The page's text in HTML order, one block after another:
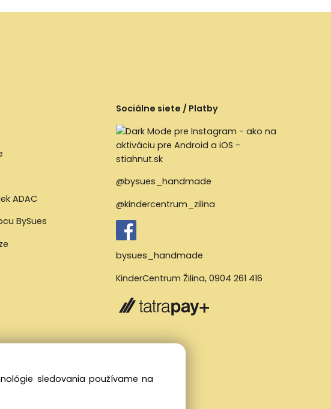
ADAC
BySues
Sociálne siete / Platby
@bysues_handmade
@kindercentrum_zilina
bysues_handmade
KinderCentrum Žilina,0904 261 416
sledovania používame na